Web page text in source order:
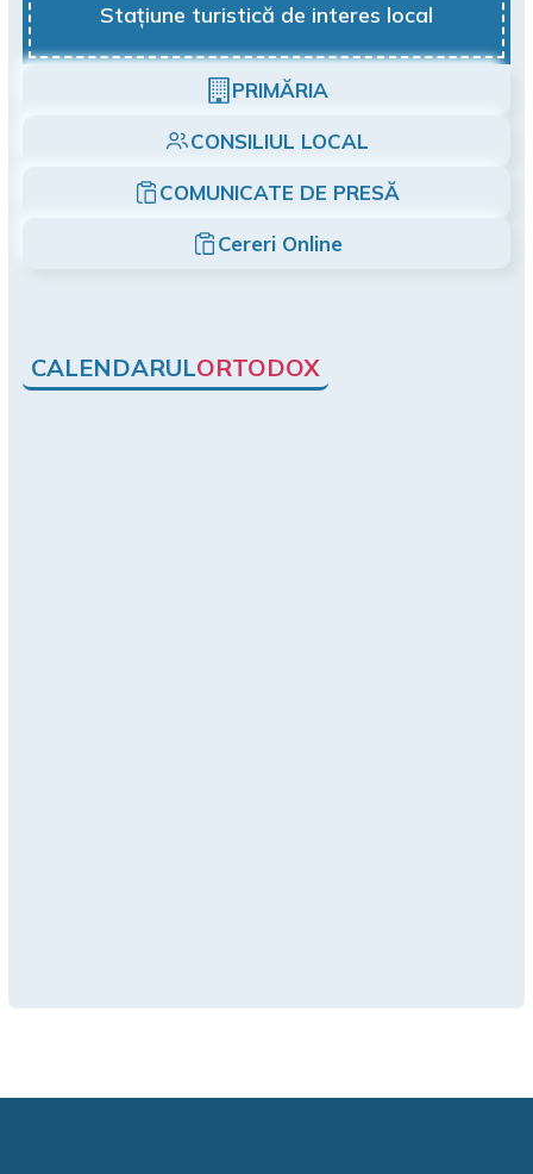
Stațiune turistică de interes local
PRIMĂRIA
CONSILIUL LOCAL
COMUNICATE DE PRESĂ
Cereri Online
CALENDARULORTODOX